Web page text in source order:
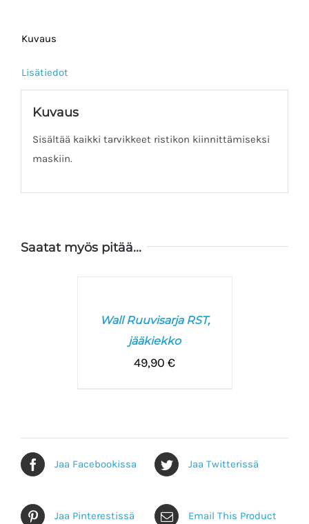
Kuvaus
Lisätiedot
Kuvaus
Sisältää kaikki tarvikkeet ristikon kiinnittämiseksi
maskiin.
Saatat myös pitää...
Wall Ruuvisarja RST,
jääkiekko
49,90 €
Jaa Facebookissa Jaa Twitterissä
Jaa Pinterestissä Email This Product